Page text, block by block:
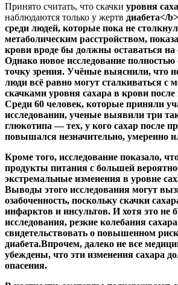
Принято считать, что скачки уровня
наблюдаются только у жертв диабета</
среди людей, которые пока не
метаболическим расстройством,
крови вроде бы должны оставаться на
Однако новое исследование полностью
точку зрения. Учёные выяснили, что
люди всё равно могут сталкиваться
скачками уровня сахара в крови
Среди 60 человек, которые приняли
исследовании, ученые выявили три
глюкотипа — тех, у кого сахар после
повышался незначительно, умеренно
Кроме того, исследование показало,
продукты питания с большей
экстремальные изменения в уровне
Выводы этого исследования могут
озабоченность, поскольку скачки
инфарктов и инсультов. И хотя это не
исследования, резкие колебания
свидетельствовать о повышенном
диабета.Впрочем, далеко не все
убеждены, что эти изменения сахара
опасения.